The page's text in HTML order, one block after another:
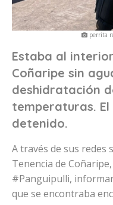
perrita
Estaba al
Coñaripe sin
deshidratación
temperaturas.
detenido.
A través de sus redes
Tenencia de
#Panguipulli,
que se encontraba